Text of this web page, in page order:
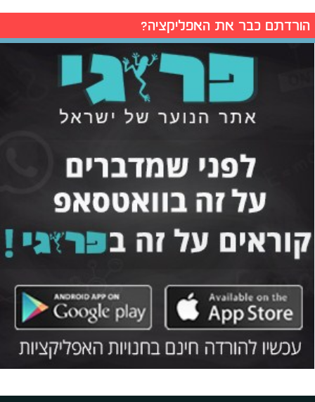
הורדתם כבר את האפליקציה?